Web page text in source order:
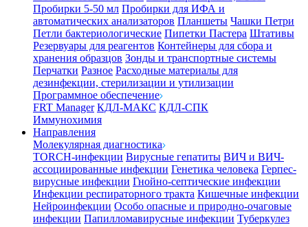
Пробирки 5-50 мл Пробирки для ИФА и
автоматических анализаторов Планшеты Чашки Петри
Петли бактериологические Пипетки Пастера Штативы
Резервуары для реагентов Контейнеры для сбора и
хранения образцов Зонды и транспортные системы
Перчатки Разное Расходные материалы для
дезинфекции, стерилизации и утилизации
Программное обеспечение
FRT Manager КДЛ-МАКС КДЛ-СПК
Иммунохимия
Направления
Молекулярная диагностика
TORCH-инфекции Вирусные гепатиты ВИЧ и ВИЧ-
ассоциированные инфекции Генетика человека Герпес-
вирусные инфекции Гнойно-септические инфекции
Инфекции респираторного тракта Кишечные инфекции
Нейроинфекции Особо опасные и природно-очаговые
инфекции Папилломавирусные инфекции Туберкулез